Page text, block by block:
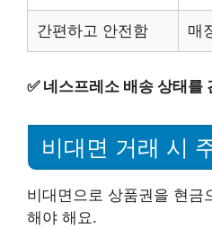
간편하고 안전함 매
✅ 네스프레소 배송 상태를
비대면 거래 시
비대면으로 상품권을 현금
해야 해요.